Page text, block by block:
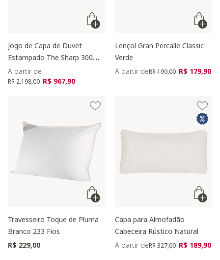
Jogo de Capa de Duvet
Estampado The Sharp 300
fios
A partir de
Preço reduzido de
R$ 2.198,00 para
R$ 967,90
Lençol Gran Percalle Classic
Verde
A partir dePreço reduzido de
R$ 199,00 para
R$ 179,90
Travesseiro Toque de Pluma
Branco 233 Fios
R$ 229,00
Capa para Almofadão
Cabeceira Rústico Natural
A partir dePreço reduzido de
R$ 327,00 para
R$ 189,90